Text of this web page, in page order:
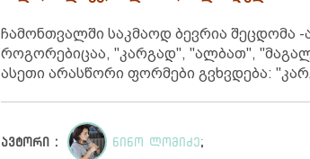
ჩამონთვალში საკმაოდ ბევრია შეცდომა
როგორებიცაა, "კარგად", "ალბათ",
ასეთი არასწორი ფორმები გვხვდება:
ავტორი : ნინო ლომიძე ;